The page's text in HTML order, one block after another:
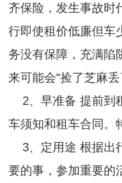
齐保险，发生事故时
行即使租价低廉但车
务没有保障，充满陷
来可能会“捡了芝麻丢
2、早准备 提前到
车须知和租车合同。
3、定用途 根据出
要的事，参加重要的